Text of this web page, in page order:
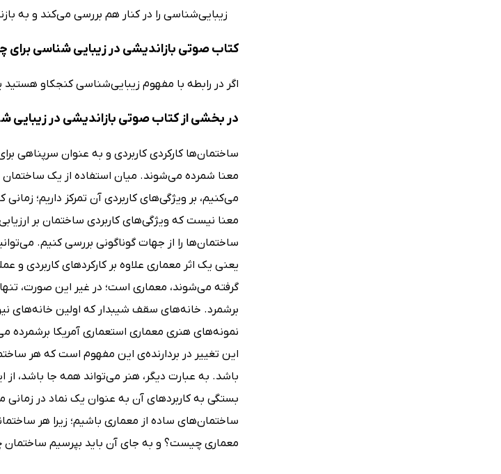
زیبایی‌شناسی را در کنار هم بررسی می‌کند و به
کتاب صوتی بازاندیشی در زیبایی شناسی
اگر در رابطه با مفهوم زیبایی‌شناسی کنجکاو
در بخشی از کتاب صوتی بازاندیشی در
ساختمان‌ها کارکردی کاربردی و به عنوان سرپناهی
معنا شمرده می‌شوند. میان استفاده از یک
می‌کنیم، بر ویژگی‌های کاربردی آن تمرکز داریم؛
معنا نیست که ویژگی‌های کاربردی ساختمان بر
ساختمان‌ها را از جهات گوناگونی بررسی کنیم.
یعنی یک اثر معماری علاوه بر کارکردهای کاربردی و
گرفته می‌شوند، معماری است؛ در غیر این صورت،
برشمرد. خانه‌های سقف شیبدار که اولین خانه‌های
نمونه‌های هنری معماری استعماری آمریکا برشمرده
این تغییر در بردارنده‌ی این مفهوم است که هر
باشد. به عبارت دیگر، هنر می‌تواند همه جا باشد،
بستگی به کاربردهای آن به عنوان یک نماد در زمانی
ساختمان‌های ساده از معماری باشیم؛ زیرا هر
معماری چیست؟ و به جای آن باید بپرسیم